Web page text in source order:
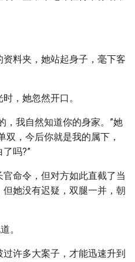
料夹，她站起身子，毫下客
，她忽然开口。
，我自然知道你的身家。”她
双，今后你就是我的属下，
吗?”
命令，但对方如此直截了当
她没有迟疑，双腿一并，朝
。
许多大案子，才能迅速升到